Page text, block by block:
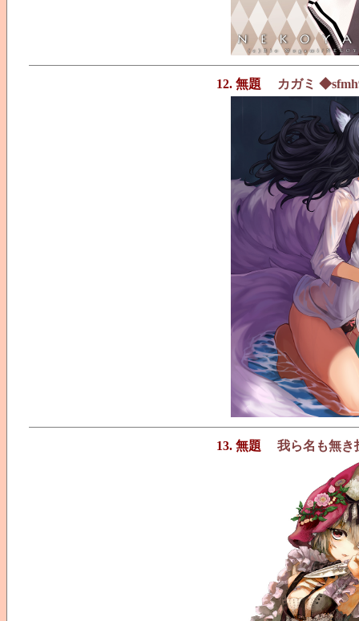
12. 無題 カガミ
13. 無題 我ら名も無き